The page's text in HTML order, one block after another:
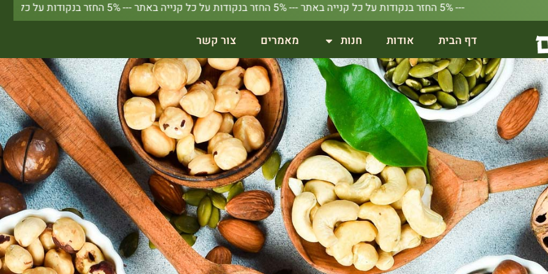
--- 5% החזר בנקודות על כל קנייה באתר --- 5% החזר בנקודות על כל קנייה באתר --- 5% החזר בנקודות על כל קנייה באתר --- 5% החזר בנקודות על כל קנייה באתר --- 5% החזר בנקודות על כל קנייה באתר
דף הבית אודות חנות מאמרים צור קשר